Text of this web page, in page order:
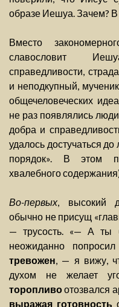
образе Иешуа. Зачем? В
Вместо
славословит
справедливости,
и неподкупный,
общечеловеческих
не раз появлялись
добра и
удалось достучаться
порядок». В этом
хвалебного
Во-первых, высокий
обычно не присущ
— трусость. «— А ты
неожиданно
тревожен , — я вижу,
духом не желает
торопливоотозвался
выражая готовность